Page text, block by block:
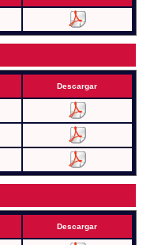
Descargar
Descargar